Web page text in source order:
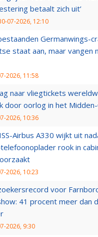
betaalt zich uit’
07-2026, 12:10
Germanwings-
staat aan, maar vangen
2026, 11:58
naar vliegtickets
door oorlog in het
2026, 10:36
Airbus A330 wijkt uit
rook in
2026, 10:23
voor
41 procent meer dan
2026, 9:30